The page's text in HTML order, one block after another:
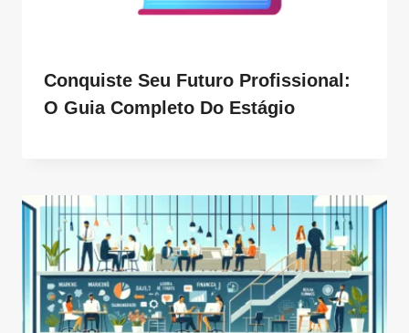
Conquiste Seu Futuro Profissional:
O Guia Completo Do Estágio